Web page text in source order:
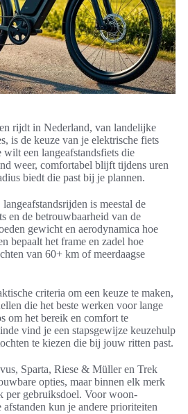
rijdt in Nederland, van landelijke
is de keuze van je elektrische fiets
wilt een langeafstandsfiets die
weer, comfortabel blijft tijdens uren
biedt die past bij je plannen.
is meestal de
en de betrouwbaarheid van de
gewicht en aerodynamica hoe
bepaalt het frame en zadel hoe
van 60+ km of meerdaagse
criteria om een keuze te maken,
die het beste werken voor lange
om het bereik en comfort te
vind je een stapsgewijze keuzehulp
te kiezen die bij jouw ritten past.
Sparta, Riese & Müller en Trek
opties, maar binnen elk merk
per gebruiksdoel. Voor woon-
kun je andere prioriteiten